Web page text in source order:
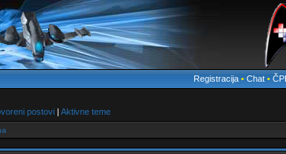
Registracija• Chat •
postovi | Aktivne teme